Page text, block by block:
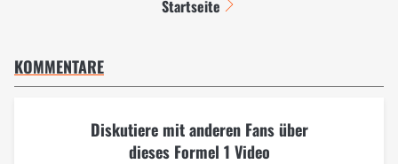
Startseite
KOMMENTARE
Diskutiere mit anderen Fans über
dieses Formel 1 Video